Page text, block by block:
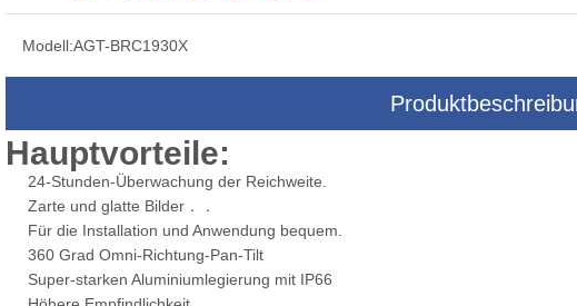
Drohnenkamera-Multisensor-Dreiachsen-
Zielsystem
Modell:AGT-BRC1930X
Hauptvorteile:
24-Stunden-Überwachung der Reichweite.
Zarte und glatte Bilder．．
Für die Installation und Anwendung bequem.
360 Grad Omni-Richtung-Pan-Tilt
Super-starken Aluminiumlegierung mit IP66